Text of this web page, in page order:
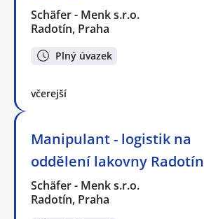
Schäfer - Menk s.r.o.
Radotín, Praha
Plný úvazek
včerejší
Manipulant - logistik na
oddělení lakovny Radotín
Schäfer - Menk s.r.o.
Radotín, Praha